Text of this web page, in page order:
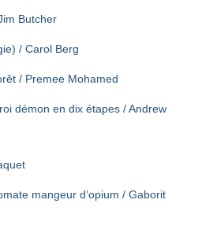
Butcher
/ Carol Berg
/ Premee Mohamed
démon en dix étapes / Andrew
mangeur d’opium / Gaborit